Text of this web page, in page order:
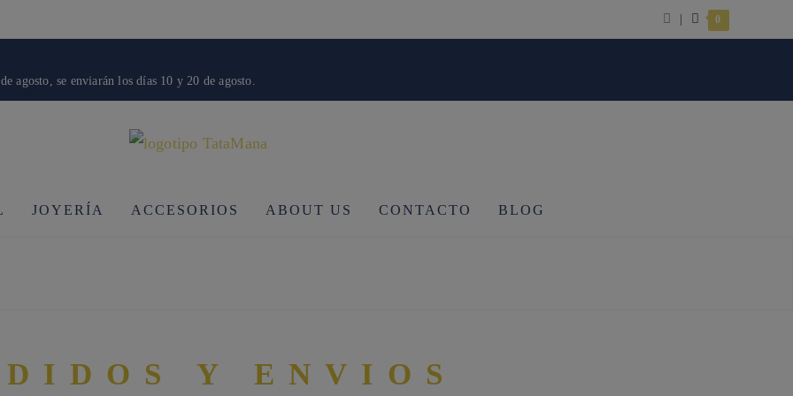
| 0
agosto, se enviarán los días 10 y 20 de agosto.
JOYERÍA ACCESORIOS ABOUT US CONTACTO BLOG
Y ENVIOS